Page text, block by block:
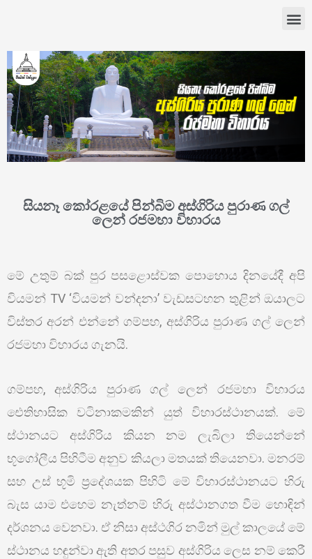
සියනෑ කෝරළයේ පින්බිම අස්ගිරිය පුරාණ ගල්
ලෙන් රජමහා විහාරය
මේ උතුම් බක් පුර පසළොස්වක පොහොය දිනයේදී අපි
වියමන් TV ‘වියමන් වන්දනා’ වැඩසටහන තුළින් ඔයාලට
විස්තර අරන් එන්නේ ගම්පහ, අස්ගිරිය පුරාණ ගල් ලෙන්
රජමහා විහාරය ගැනයි.
ගම්පහ, අස්ගිරිය පුරාණ ගල් ලෙන් රජමහා විහාරය
ඓතිහාසික වටිනාකමකින් යුත් විහාරස්ථානයක්. මේ
ස්ථානයට අස්ගිරිය කියන නම ලැබිලා තියෙන්නේ
භූගෝලීය පිහිටීම අනුව කියලා මතයක් තියෙනවා. මනරම්
සහ උස් භූමි ප්‍රදේශයක පිහිටි මේ විහාරස්ථානයට හිරු
බැස යාම එහෙම නැත්නම් හිරු අස්ථානගත වීම හොඳින්
දර්ශනය වෙනවා. ඒ නිසා අස්ථගිර නමින් මුල් කාලයේ මේ
ස්ථානය හඳුන්වා ඇති අතර පසුව අස්ගිරිය ලෙස නම් කෙරී